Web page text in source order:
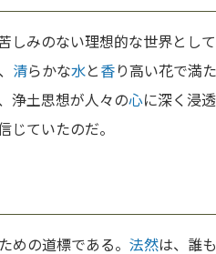
しみのない理想的な世界とし
清らかな水と香り高い花で満
浄土思想が人々の心に深く浸
ていたのだ。
めの道標である。 法然は、誰